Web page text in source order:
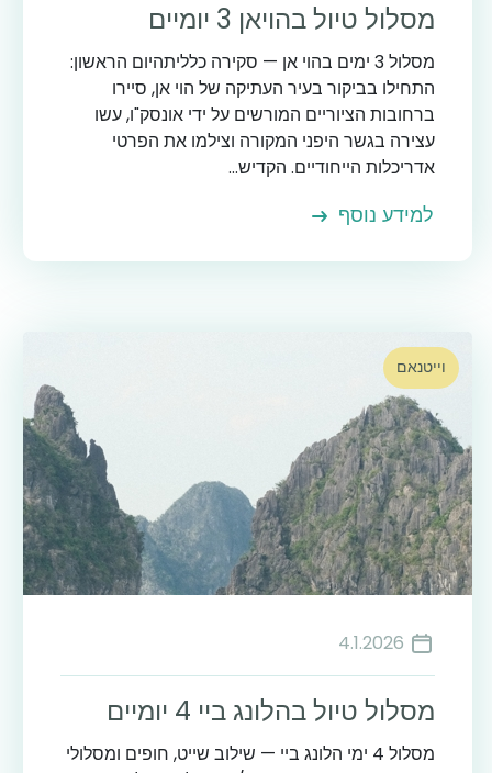
מסלול טיול בהויאן 3 יומיים
מסלול 3 ימים בהוי אן — סקירה כלליתהיום הראשון:
התחילו בביקור בעיר העתיקה של הוי אן, סיירו
ברחובות הציוריים המורשים על ידי אונסק"ו, עשו
עצירה בגשר היפני המקורה וצילמו את הפרטי
אדריכלות הייחודיים. הקדיש...
למידע נוסף
וייטנאם
4.1.2026
מסלול טיול בהלונג ביי 4 יומיים
מסלול 4 ימי הלונג ביי — שילוב שייט, חופים ומסלולי